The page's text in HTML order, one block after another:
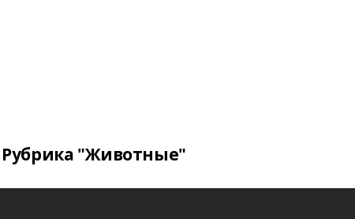
Рубрика "Животные"